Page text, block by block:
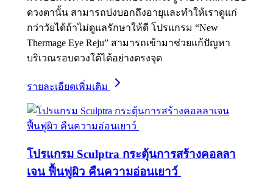
ดวงตานั้น สามารถบ่งบอกถึงอายุและทำให้เราดูแก่
กว่าวัยได้ถ้าไม่ดูแลรักษาให้ดี โปรแกรม “New
Thermage Eye Reju” สามารถเข้ามาช่วยแก้ปัญหา
บริเวณรอบดวงใต้ได้อย่างตรงจุด
รายละเอียดเพิ่มเติม
โปรแกรม Sculptra กระตุ้นการสร้างคอลลา
เจน ฟื้นฟูผิว คืนความอ่อนเยาว์